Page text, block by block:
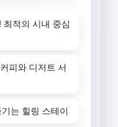
최적의 시내 중심
피와 디저트 서
는 힐링 스테이